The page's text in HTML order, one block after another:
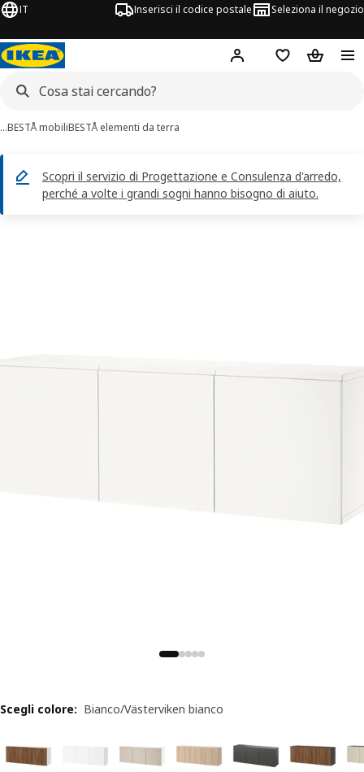
IT Inserisci il codice postale Seleziona il negozio
Hej! AccediLista deiCarrello
…BESTÅ mobiliBESTÅ elementi da terra
Scopri il servizio di Progettazione e Consulenza d'arredo,
perché a volte i grandi sogni hanno bisogno di aiuto.
Scegli colore: Bianco/Västerviken bianco